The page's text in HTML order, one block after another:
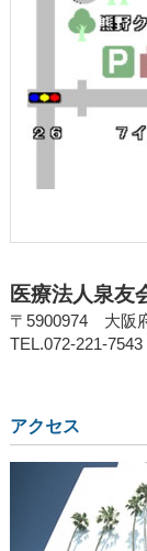
医療法人泉
〒5900974 大阪
TEL.072‐221‐7543
アクセス